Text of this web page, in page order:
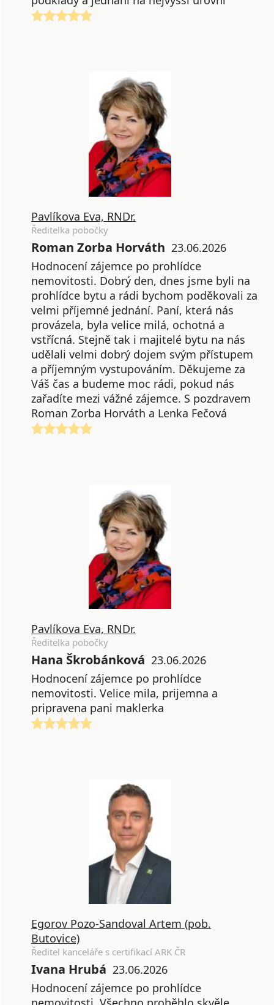
Pavlíkova Eva, RNDr.
Ředitelka pobočky
Roman Zorba Horváth 23.06.2026
Hodnocení zájemce po prohlídce
nemovitosti. Dobrý den, dnes jsme byli na
prohlídce bytu a rádi bychom poděkovali za
velmi příjemné jednání. Paní, která nás
provázela, byla velice milá, ochotná a
vstřícná. Stejně tak i majitelé bytu na nás
udělali velmi dobrý dojem svým přístupem
a příjemným vystupováním. Děkujeme za
Váš čas a budeme moc rádi, pokud nás
zařadíte mezi vážné zájemce. S pozdravem
Roman Zorba Horváth a Lenka Fečová
Pavlíkova Eva, RNDr.
Ředitelka pobočky
Hana Škrobánková 23.06.2026
Hodnocení zájemce po prohlídce
nemovitosti. Velice mila, prijemna a
pripravena pani maklerka
Egorov Pozo-Sandoval Artem (pob.
Butovice)
Ředitel kanceláře s certifikací ARK ČR
Ivana Hrubá 23.06.2026
Hodnocení zájemce po prohlídce